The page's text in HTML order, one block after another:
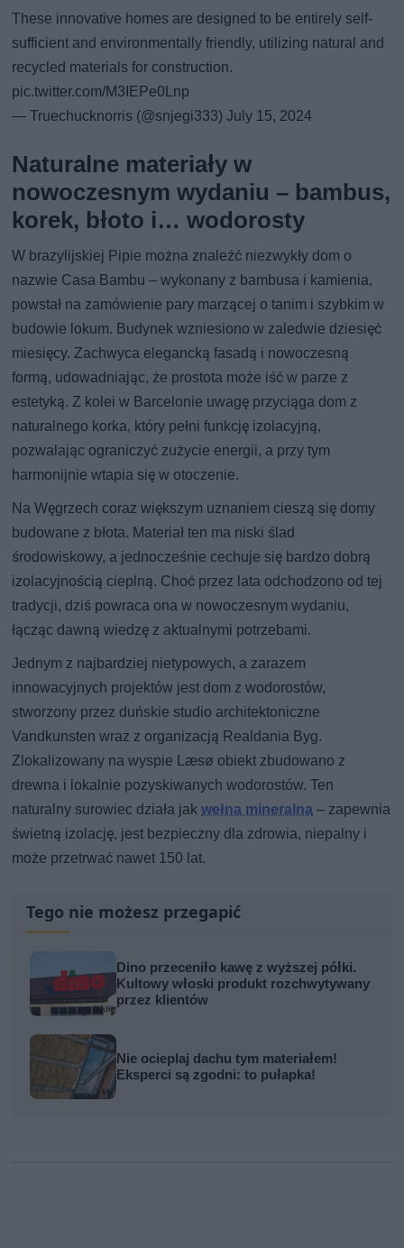
These innovative homes are designed to be entirely self-
sufficient and environmentally friendly, utilizing natural and
recycled materials for construction.
pic.twitter.com/M3IEPe0Lnp
— Truechucknorris (@snjegi333)July 15, 2024
Naturalne materiały w
nowoczesnym wydaniu – bambus,
korek, błoto i… wodorosty
W brazylijskiej Pipie można znaleźć niezwykły dom o
nazwie Casa Bambu – wykonany z bambusa i kamienia,
powstał na zamówienie pary marzącej o tanim i szybkim w
budowie lokum. Budynek wzniesiono w zaledwie dziesięć
miesięcy. Zachwyca elegancką fasadą i nowoczesną
formą, udowadniając, że prostota może iść w parze z
estetyką. Z kolei w Barcelonie uwagę przyciąga dom z
naturalnego korka, który pełni funkcję izolacyjną,
pozwalając ograniczyć zużycie energii, a przy tym
harmonijnie wtapia się w otoczenie.
Na Węgrzech coraz większym uznaniem cieszą się domy
budowane z błota. Materiał ten ma niski ślad
środowiskowy, a jednocześnie cechuje się bardzo dobrą
izolacyjnością cieplną. Choć przez lata odchodzono od tej
tradycji, dziś powraca ona w nowoczesnym wydaniu,
łącząc dawną wiedzę z aktualnymi potrzebami.
Jednym z najbardziej nietypowych, a zarazem
innowacyjnych projektów jest dom z wodorostów,
stworzony przez duńskie studio architektoniczne
Vandkunsten wraz z organizacją Realdania Byg.
Zlokalizowany na wyspie Læsø obiekt zbudowano z
drewna i lokalnie pozyskiwanych wodorostów. Ten
naturalny surowiec działa jakwełna mineralna – zapewnia
świetną izolację, jest bezpieczny dla zdrowia, niepalny i
może przetrwać nawet 150 lat.
Tego nie możesz przegapić
Dino przeceniło kawę z wyższej półki.
Kultowy włoski produkt rozchwytywany
przez klientów
Nie ocieplaj dachu tym materiałem!
Eksperci są zgodni: to pułapka!